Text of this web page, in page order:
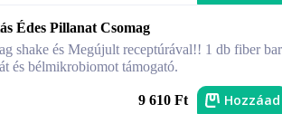
Édes Pillanat Csomag
shake és Megújult receptúrával!! 1 db fiber bar
és bélmikrobiomot támogató.
9 610 Ft Hozzáad